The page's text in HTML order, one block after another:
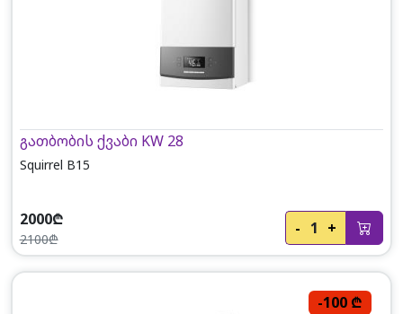
გათბობის ქვაბი KW 28
Squirrel B15
2000₾
2100₾
- 1 +
-100 ₾